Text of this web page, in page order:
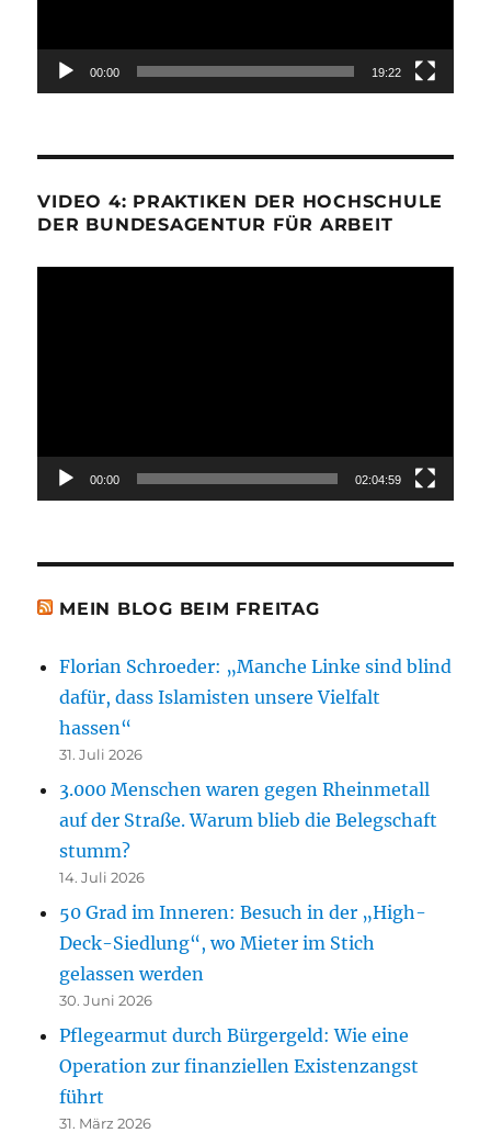
00:00 19:22
VIDEO 4: PRAKTIKEN DER HOCHSCHULE
DER BUNDESAGENTUR FÜR ARBEIT
00:00 02:04:59
MEIN BLOG BEIM FREITAG
Florian Schroeder: „Manche Linke sind blind
dafür, dass Islamisten unsere Vielfalt
hassen“
31. Juli 2026
3.000 Menschen waren gegen Rheinmetall
auf der Straße. Warum blieb die Belegschaft
stumm?
14. Juli 2026
50 Grad im Inneren: Besuch in der „High-
Deck-Siedlung“, wo Mieter im Stich
gelassen werden
30. Juni 2026
Pflegearmut durch Bürgergeld: Wie eine
Operation zur finanziellen Existenzangst
führt
31. März 2026